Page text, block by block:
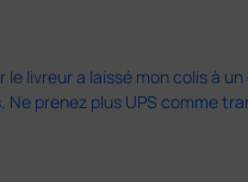
livreur a laissé mon colis à
prenez plus UPS comme